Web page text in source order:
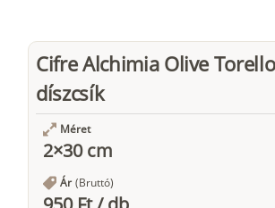
Cifre Alchimia Olive
díszcsík
Méret
2×30 cm
Ár (Bruttó)